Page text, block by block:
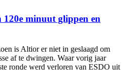
minuut glippen en
is Altior er niet in geslaagd om
af te dwingen. Waar vorig jaar
ronde werd verloren van ESDO uit